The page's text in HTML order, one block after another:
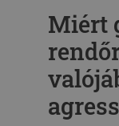
Miért